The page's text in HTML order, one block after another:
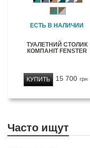
ЕСТЬ В НАЛИЧИИ
ТУАЛЕТНИЙ СТОЛИК
КОМПАНІТ FENSTER
15 700 грн
КУПИТЬ
Часто ищут